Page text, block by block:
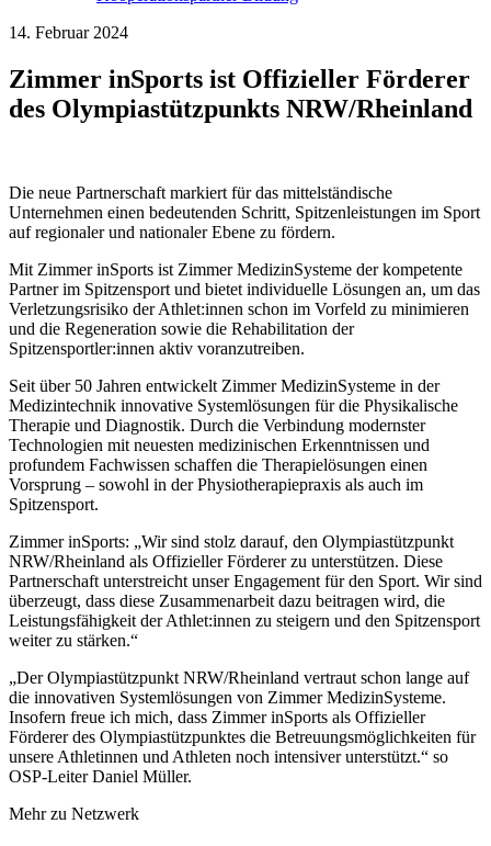
14. Februar 2024
Zimmer inSports ist Offizieller Förderer
des Olympiastützpunkts NRW/Rheinland
Die neue Partnerschaft markiert für das mittelständische
Unternehmen einen bedeutenden Schritt, Spitzenleistungen im Sport
auf regionaler und nationaler Ebene zu fördern.
Mit Zimmer inSports ist Zimmer MedizinSysteme der kompetente
Partner im Spitzensport und bietet individuelle Lösungen an, um das
Verletzungsrisiko der Athlet:innen schon im Vorfeld zu minimieren
und die Regeneration sowie die Rehabilitation der
Spitzensportler:innen aktiv voranzutreiben.
Seit über 50 Jahren entwickelt Zimmer MedizinSysteme in der
Medizintechnik innovative Systemlösungen für die Physikalische
Therapie und Diagnostik. Durch die Verbindung modernster
Technologien mit neuesten medizinischen Erkenntnissen und
profundem Fachwissen schaffen die Therapielösungen einen
Vorsprung – sowohl in der Physiotherapiepraxis als auch im
Spitzensport.
Zimmer inSports: „Wir sind stolz darauf, den Olympiastützpunkt
NRW/Rheinland als Offizieller Förderer zu unterstützen. Diese
Partnerschaft unterstreicht unser Engagement für den Sport. Wir sind
überzeugt, dass diese Zusammenarbeit dazu beitragen wird, die
Leistungsfähigkeit der Athlet:innen zu steigern und den Spitzensport
weiter zu stärken.“
„Der Olympiastützpunkt NRW/Rheinland vertraut schon lange auf
die innovativen Systemlösungen von Zimmer MedizinSysteme.
Insofern freue ich mich, dass Zimmer inSports als Offizieller
Förderer des Olympiastützpunktes die Betreuungsmöglichkeiten für
unsere Athletinnen und Athleten noch intensiver unterstützt.“ so
OSP-Leiter Daniel Müller.
Mehr zu Netzwerk